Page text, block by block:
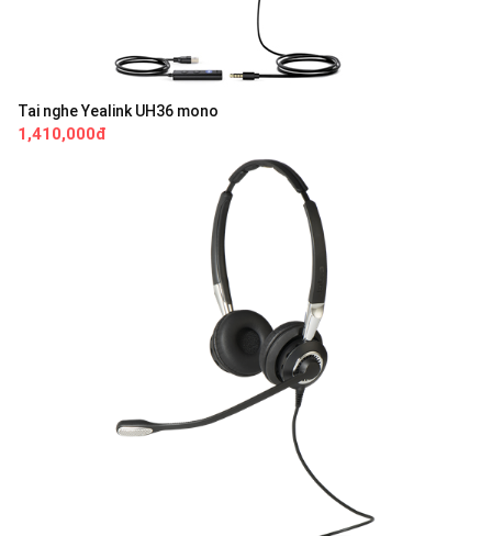
Tai nghe Yealink UH36 mono
1,410,000đ